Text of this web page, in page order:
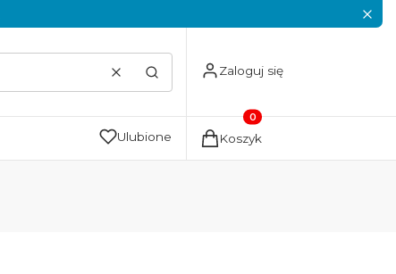
WyczyśćSzukaj
Zaloguj się
Ulubione
Produkty w koszyku: 0.
Koszyk